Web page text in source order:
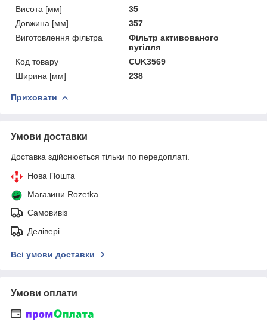
Висота [мм]
35
Довжина [мм]
357
Виготовлення фільтра
Фільтр активованого
вугілля
Код товару
CUK3569
Ширина [мм]
238
Приховати
Умови доставки
Доставка здійснюється тільки по передоплаті.
Нова Пошта
Магазини Rozetka
Самовивіз
Делівері
Всі умови доставки
Умови оплати